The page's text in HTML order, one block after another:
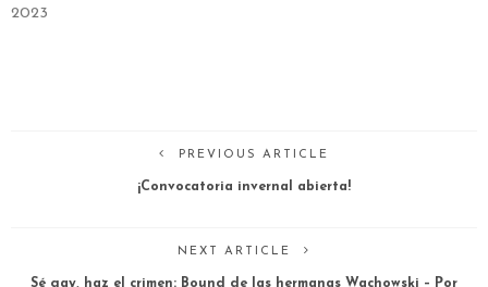
2023
PREVIOUS ARTICLE
¡Convocatoria invernal abierta!
NEXT ARTICLE
Sé gay, haz el crimen: Bound de las hermanas Wachowski – Por